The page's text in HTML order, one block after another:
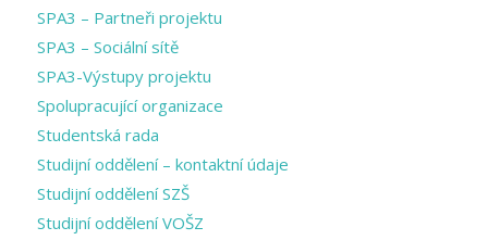
SPA3 – Partneři projektu
SPA3 – Sociální sítě
SPA3-Výstupy projektu
Spolupracující organizace
Studentská rada
Studijní oddělení – kontaktní údaje
Studijní oddělení SZŠ
Studijní oddělení VOŠZ